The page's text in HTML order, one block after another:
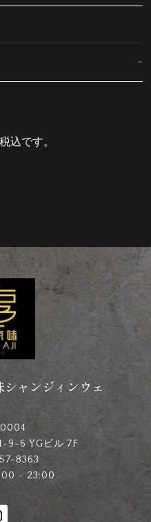
-
込です。
ャンジィンウェ
9-6 YGビル 7F
8363
– 23:00